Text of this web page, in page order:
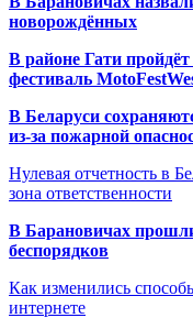
новорождённых
В районе Гати
фестиваль
В Беларуси
из-за пожарной
Нулевая отчетность в
зона ответственности
В Барановичах
беспорядков
Как изменились
интернете